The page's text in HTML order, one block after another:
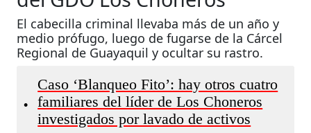
El cabecilla criminal llevaba más de un año y
medio prófugo, luego de fugarse de la Cárcel
Regional de Guayaquil y ocultar su rastro.
•
Caso ‘Blanqueo Fito’: hay otros cuatro
familiares del líder de Los Choneros
investigados por lavado de activos